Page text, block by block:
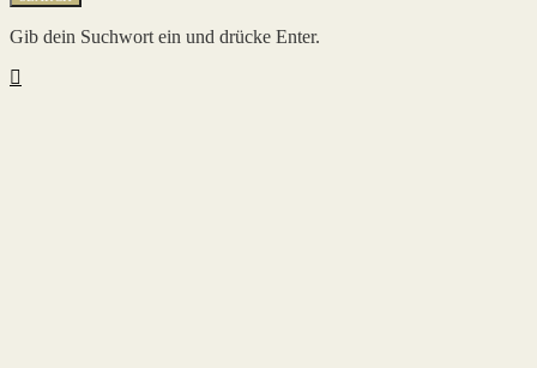
Gib dein Suchwort ein und drücke Enter.